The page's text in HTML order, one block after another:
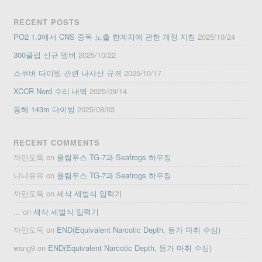
RECENT POSTS
PO2 1.3에서 CNS 중독 노출 한계치에 관한 개정 지침 2025/10/24
300클럽 신규 멤버 2025/10/22
스쿠버 다이빙 관련 나사산 규격 2025/10/17
XCCR Nerd 수리 내역 2025/09/14
동해 143m 다이빙 2025/08/03
RECENT COMMENTS
까만도둑 on 올림푸스 TG-7과 Seafrogs 하우징
냐냐유유 on 올림푸스 TG-7과 Seafrogs 하우징
까만도둑 on세삭 세벌식 입력기
... on세삭 세벌식 입력기
까만도둑 on END(Equivalent Narcotic Depth, 등가 마취 수심)
wang9 on END(Equivalent Narcotic Depth, 등가 마취 수심)